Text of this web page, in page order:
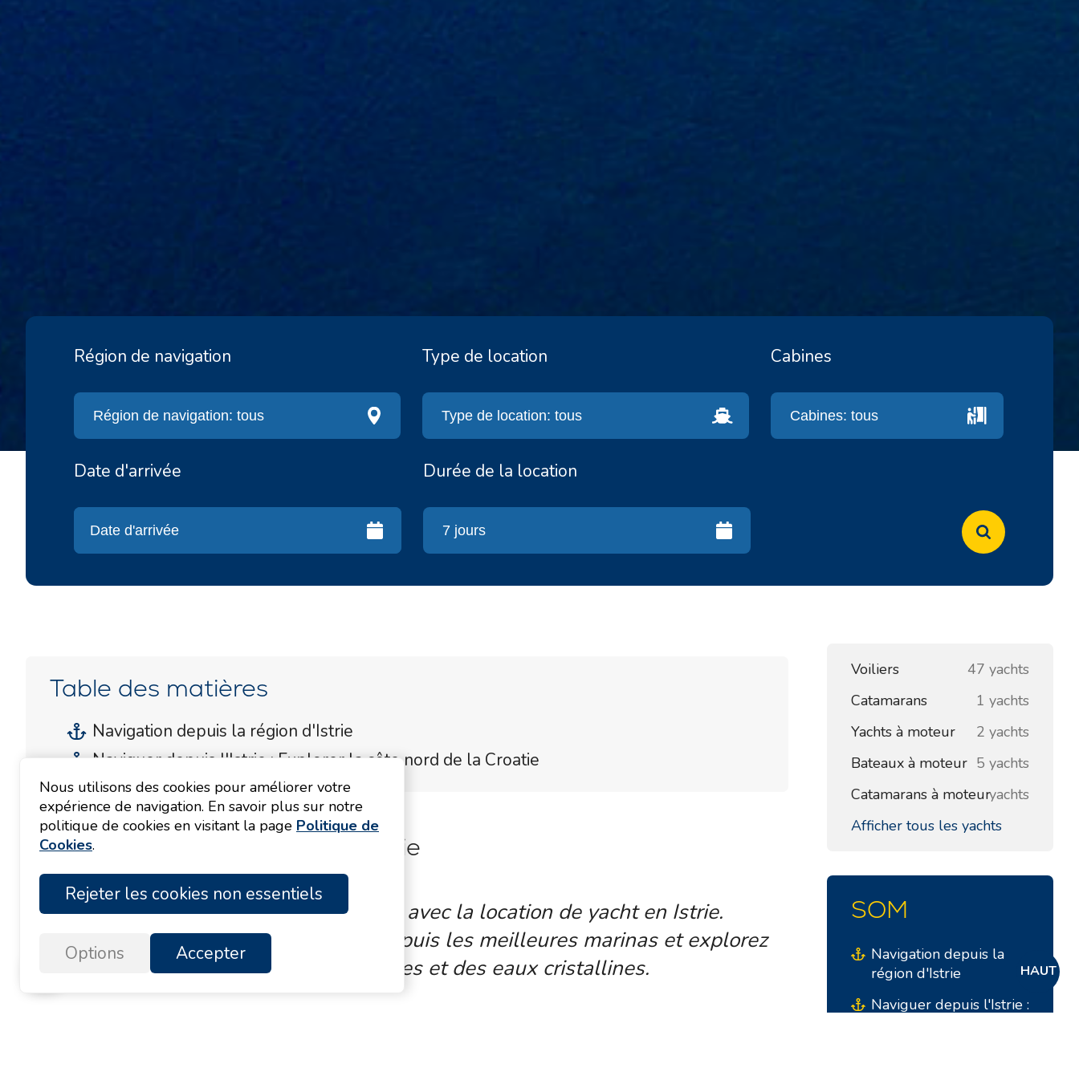
Région de navigation Type de location Cabines
Date d'arrivée Durée de la location
Table des matières
Navigation depuis la région d'Istrie
Naviguer depuis l'Istrie : Explorer la côte nord de la Croatie
Navigation depuis la région d'Istrie
Découvrez la beauté de la côte istrienne avec la location de yacht en Istrie.
Commencez votre aventure en voilier depuis les meilleures marinas et explorez
des criques cachées, des villes historiques et des eaux cristallines.
Voiliers
47 yachts
Catamarans
1 yachts
Yachts à moteur
2 yachts
Bateaux à moteur 5 yachts
Catamarans à moteuryachts
Afficher tous les yachts
SOM
Navigation depuis la
région d'Istrie
Naviguer depuis l'Istrie :
HAUT
Nous utilisons des cookies pour améliorer votre
expérience de navigation. En savoir plus sur notre
politique de cookies en visitant la page Politique de
Cookies.
Rejeter les cookies non essentiels
Options Accepter